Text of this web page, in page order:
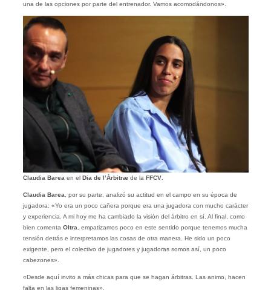
una de las opciones por parte del entrenador. Vamos acomodándonos».
Claudia Barea en el Dia de l’Àrbitræde la FFCV.
Claudia Barea , por su parte, analizó su actitud en el campo en su época de
jugadora: «Yo era un poco cañera porque era una jugadora con mucho carácter
y experiencia. A mi hoy me ha cambiado la visión del árbitro en sí. Al final, como
bien comenta Oltra , empatizamos poco en este sentido porque tenemos mucha
tensión detrás e interpretamos las cosas de otra manera. He sido un poco
exigente, pero el colectivo de jugadores y jugadoras somos así, un poco
cabezones».
«Desde aquí invito a más chicas para que se hagan árbitras. Las animo, hacen
falta en las ligas femeninas».